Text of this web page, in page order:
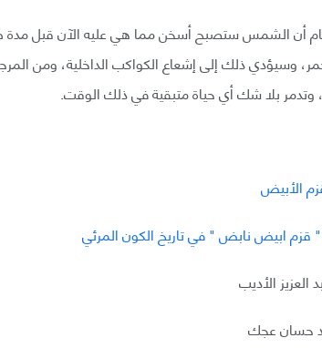
أن الشمس ستصبح أسخن مما هي عليه الآن قبل مدة
وسيؤدي ذلك إلى إشعاع الكواكب الداخلية، ومن
وتدمر بلا شك أي حياة متبقية في ذلك الوقت.
الأبيض
قزم ابيض نابض " في تاريخ الكون المرئي
العزيز الأديب
حسان عجك